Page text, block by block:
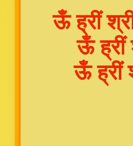
ऊँ ह्रीं
ऊँ ह्रीं
ऊँ ह्रीं